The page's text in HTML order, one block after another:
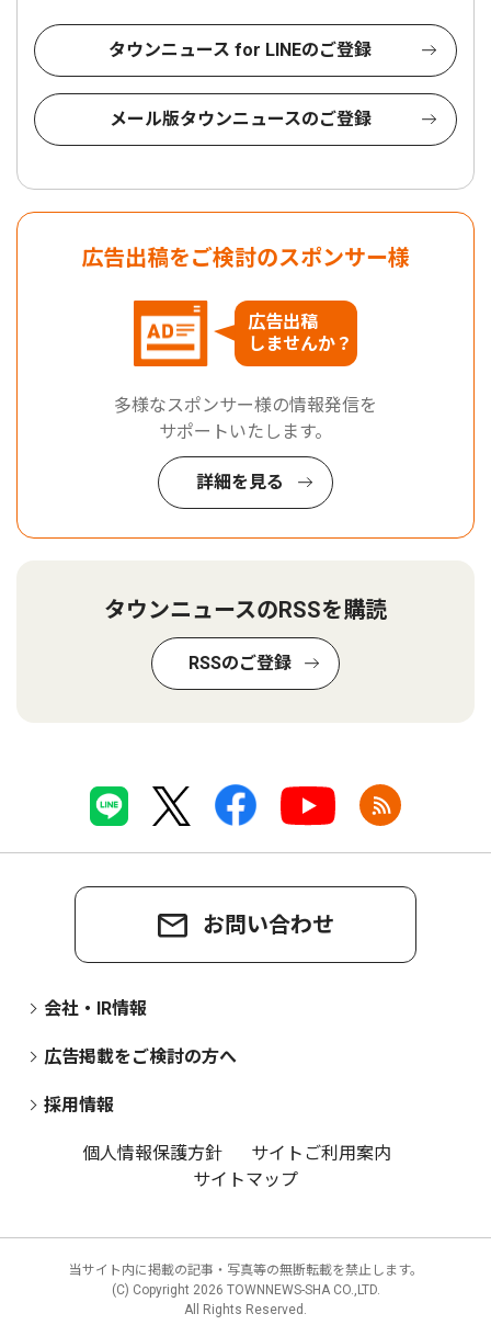
タウンニュース for LINEのご登録
メール版タウンニュースのご登録
広告出稿をご検討のスポンサー様
広告出稿
しませんか？
多様なスポンサー様の情報発信を
サポートいたします。
詳細を見る
タウンニュースのRSSを購読
RSSのご登録
お問い合わせ
会社・IR情報
広告掲載をご検討の方へ
採用情報
個人情報保護方針
サイトご利用案内
サイトマップ
当サイト内に掲載の記事・写真等の無断転載を禁止します。
(C) Copyright 2026 TOWNNEWS-SHA CO.,LTD.
All Rights Reserved.